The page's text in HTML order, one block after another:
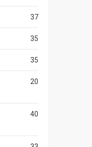
37
35
35
20
40